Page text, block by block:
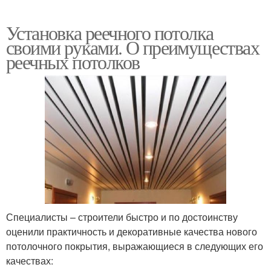
Установка реечного потолка
своими руками. О преимуществах
реечных потолков
Специалисты – строители быстро и по достоинству
оценили практичность и декоративные качества нового
потолочного покрытия, выражающиеся в следующих его
качествах: